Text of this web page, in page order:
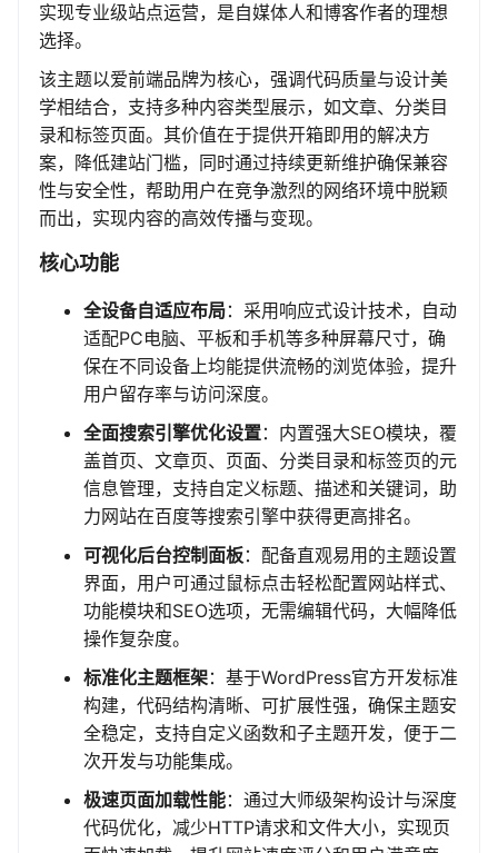
实现专业级站点运营，是自媒体人和博客作者的理想
选择。
该主题以爱前端品牌为核心，强调代码质量与设计美
学相结合，支持多种内容类型展示，如文章、分类目
录和标签页面。其价值在于提供开箱即用的解决方
案，降低建站门槛，同时通过持续更新维护确保兼容
性与安全性，帮助用户在竞争激烈的网络环境中脱颖
而出，实现内容的高效传播与变现。
核心功能
全设备自适应布局：采用响应式设计技术，自动
适配PC电脑、平板和手机等多种屏幕尺寸，确
保在不同设备上均能提供流畅的浏览体验，提升
用户留存率与访问深度。
全面搜索引擎优化设置：内置强大SEO模块，覆
盖首页、文章页、页面、分类目录和标签页的元
信息管理，支持自定义标题、描述和关键词，助
力网站在百度等搜索引擎中获得更高排名。
可视化后台控制面板：配备直观易用的主题设置
界面，用户可通过鼠标点击轻松配置网站样式、
功能模块和SEO选项，无需编辑代码，大幅降低
操作复杂度。
标准化主题框架：基于WordPress官方开发标准
构建，代码结构清晰、可扩展性强，确保主题安
全稳定，支持自定义函数和子主题开发，便于二
次开发与功能集成。
极速页面加载性能：通过大师级架构设计与深度
代码优化，减少HTTP请求和文件大小，实现页